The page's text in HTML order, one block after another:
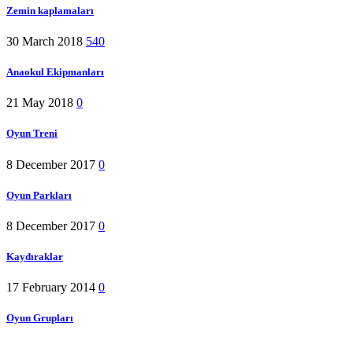
Zemin kaplamaları
30 March 2018 540
Anaokul Ekipmanları
21 May 2018 0
Oyun Treni
8 December 2017 0
Oyun Parkları
8 December 2017 0
Kaydıraklar
17 February 2014 0
Oyun Grupları